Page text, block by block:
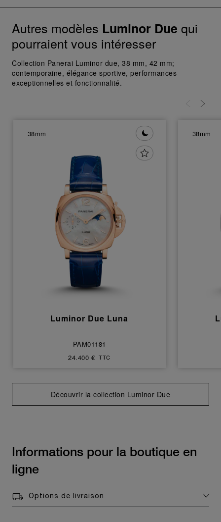
Autres modèles Luminor Due qui
pourraient vous intéresser
Collection Panerai Luminor due, 38 mm, 42 mm;
contemporaine, élégance sportive, performances
exceptionnelles et fonctionnalité.
38mm
Luminor Due Luna
PAM01181
24.400 € TTC
38mm
Découvrir la collection Luminor Due
Informations pour la boutique en
ligne
Options de livraison
pour l’utilisation des cookies techniques.